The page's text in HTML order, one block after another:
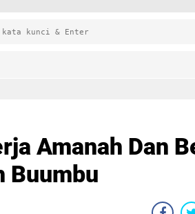
Amanah Dan
Buumbu